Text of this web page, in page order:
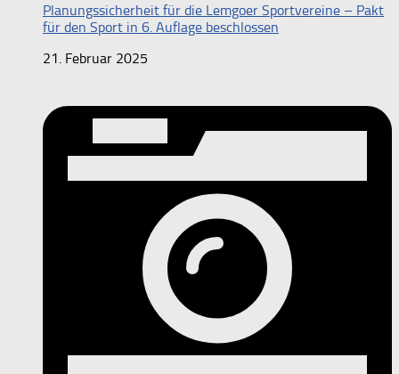
Planungssicherheit für die Lemgoer Sportvereine – Pakt
für den Sport in 6. Auflage beschlossen
21. Februar 2025